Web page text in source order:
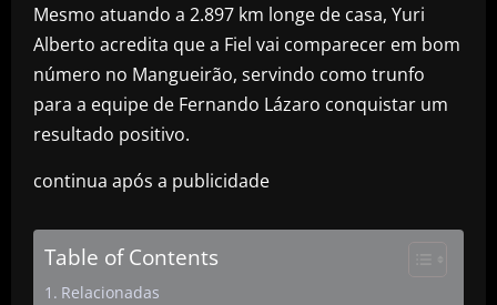
Mesmo atuando a 2.897 km longe de casa, Yuri
Alberto acredita que a Fiel vai comparecer em bom
número no Mangueirão, servindo como trunfo
para a equipe de Fernando Lázaro conquistar um
resultado positivo.
continua após a publicidade
Table of Contents
Relacionadas